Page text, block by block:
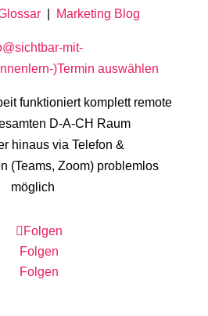
Marketing Blog
mit-
)Termin auswählen
funktioniert komplett remote
D-A-CH Raum
hinaus via Telefon &
(Teams, Zoom) problemlos
möglich
Folgen
Folgen
Folgen